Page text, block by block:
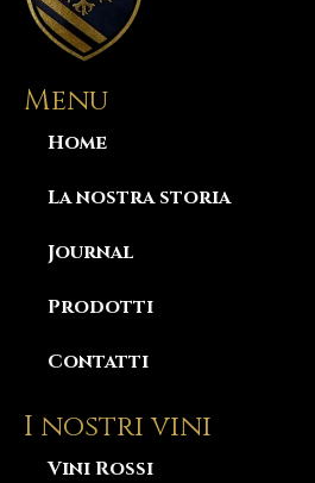
Menu
Home
La nostra storia
Journal
Prodotti
Contatti
I nostri vini
Vini Rossi